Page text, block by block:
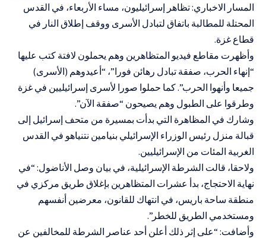
المسار الاخباري: تظاهر إسرائيليون، مساء الأربعاء، في القدس
المحتلة للمطالبة باتفاق لتبادل الأسرى ووقف إطلاق النار في
قطاع غزة.
وأظهرت مقاطع فيديو المتظاهرين وهم يحملون لافتة كتب عليها
“إنهاء الحرب، صفقة تبادل رهائن فورا”، “أعيدوهم (الأسرى)
جميعا وأنهوا الحرب”. كما حملوا صورا لأسرى إسرائيليين في غزة
وطرقوا على الطبول وهم يصيحون “صفقة الآن”.
وشارك في المظاهرة التي بدأت بمسيرة من متحف إسرائيل إلى
قبالة منزل رئيس الوزراء الإسرائيلي بنيامين نتنياهو في القدس
الغربية المئات من الإسرائيليين.
ولاحقا، قالت الشرطة الإسرائيلية، في بيان وصل الأناضول: “في
نهاية الاحتجاج، بدأ عشرات المتظاهرين بإغلاق طريق مركزي في
منطقة ساحة باريس، في انتهاك للقانون، معرضين أنفسهم
ومستخدمي الطريق للخطر”.
وأضافت: “على إثر ذلك أعلن أحد عناصر الشرطة للمخالفين عن